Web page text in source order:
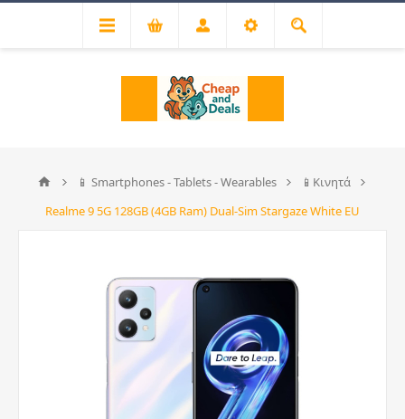
📱 Smartphones - Tablets - Wearables
📱Κινητά
Realme 9 5G 128GB (4GB Ram) Dual-Sim Stargaze White EU